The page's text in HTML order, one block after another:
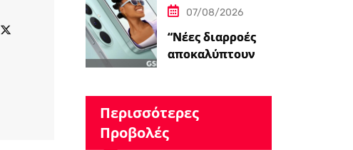
07/08/2026
“Νέες διαρροές
αποκαλύπτουν τα
Περισσότερες
Προβολές